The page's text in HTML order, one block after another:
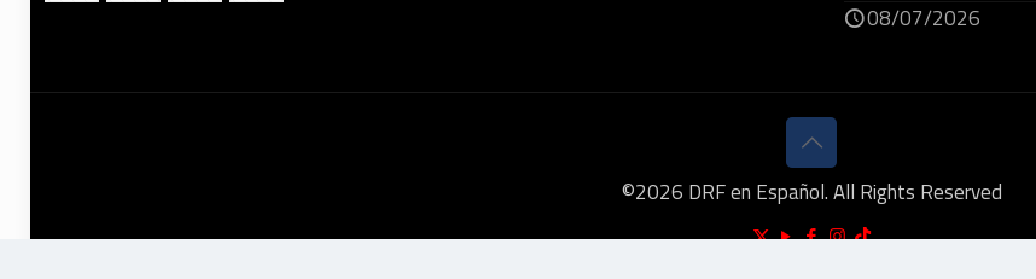
08/07/2026
©2026 DRF en Español. All Rights Reserved